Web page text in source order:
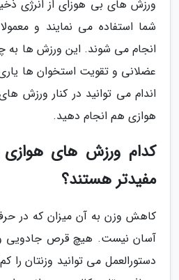
ورزش های بی هوزای از انرژی
انجام می شوند. این ورزش ها به
عضلانی و تقویت استخوان ها
اندام می توانید در کنار ورزش
هوازی هم انجام دهید.
کدام ورزش های
مفیدتر هستند؟
کاهش وزن به آن میزان که در
آسان نیست. هیچ قرص جادویی
دستورالعمل می توانید وزنتان را